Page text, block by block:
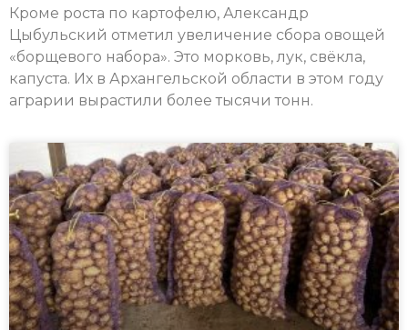
Кроме роста по картофелю, Александр
Цыбульский отметил увеличение сбора овощей
«борщевого набора». Это морковь, лук, свёкла,
капуста. Их в Архангельской области в этом году
аграрии вырастили более тысячи тонн.